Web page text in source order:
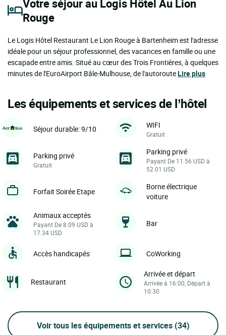
Votre séjour au Logis Hôtel Au Lion
Rouge
Le Logis Hôtel Restaurant Le Lion Rouge à Bartenheim est l'adresse
idéale pour un séjour professionnel, des vacances en famille ou une
escapade entre amis. Situé au cœur des Trois Frontières, à quelques
minutes de l'EuroAirport Bâle-Mulhouse, de l'autorouteLire plus
Les équipements et services de l’hôtel
Séjour durable: 9/10 WIFI
Gratuit
Parking privé
Gratuit
Parking privé
Payant De 11.56 USD à
52.01 USD
Forfait Soirée Etape
Borne électrique
voiture
Animaux acceptés
Payant De 8.09 USD à
17.34 USD
Bar
Accès handicapés CoWorking
Restaurant
Arrivée et départ
Arrivée à 16:00, Départ à
10:30
Voir tous les équipements et services (34)